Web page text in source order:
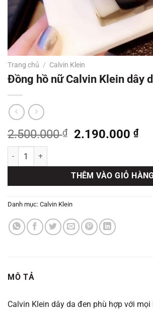
Trang chủ / Calvin Klein
Đồng hồ nữ Calvin Klein dây
2.500.000₫
Giá
2.500.000 ₫.
2.190.000₫Giá
là:
Đồng hồ nữ Calvin Klein dây da đen số lượng
THÊM VÀO GIỎ HÀNG
Danh mục: Calvin Klein
MÔ TẢ
Calvin Klein dây da đen phù hợp với